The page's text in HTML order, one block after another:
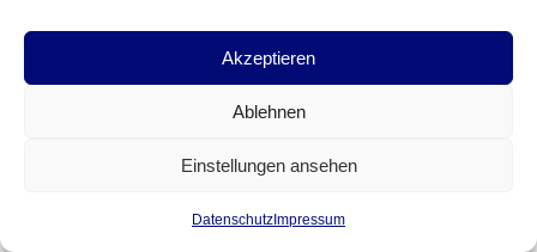
Akzeptieren
Ablehnen
Einstellungen ansehen
Datenschutz Impressum
Anwalt Dietzenbach
Rechtsanwalt Nieder Olm
Rechtsanwalt Kriftel
Rechtsanwalt Neu Isenburg
Anwalt Groß Gerau